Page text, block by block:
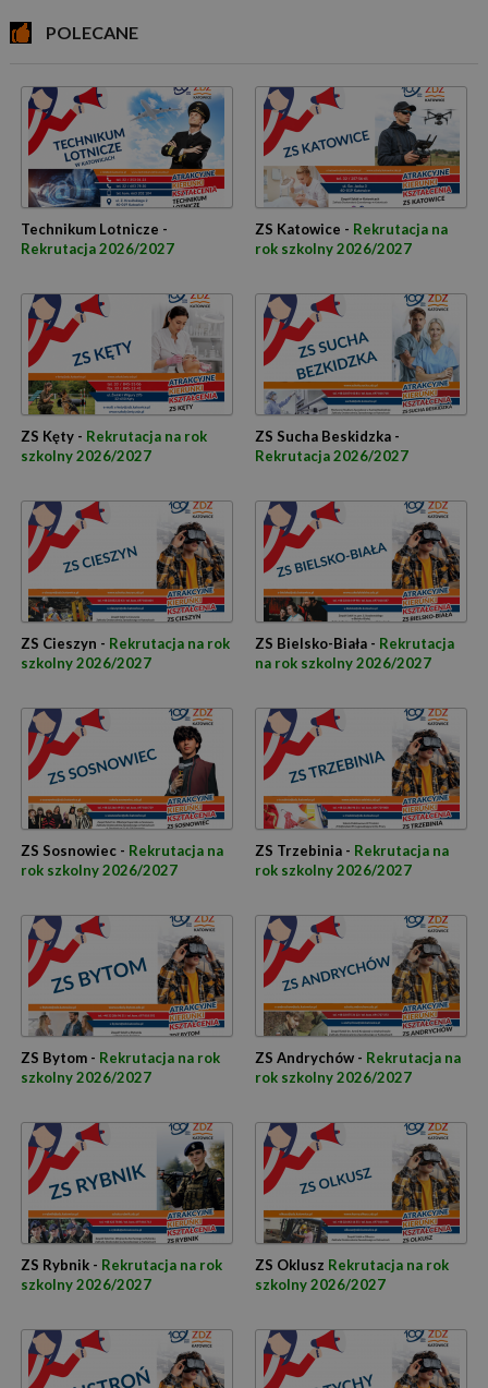
POLECANE
Technikum Lotnicze -
Rekrutacja 2026/2027
ZS Katowice - Rekrutacja na
rok szkolny 2026/2027
ZS Kęty - Rekrutacja na rok
szkolny 2026/2027
ZS Sucha Beskidzka -
Rekrutacja 2026/2027
ZS Cieszyn - Rekrutacja na rok
szkolny 2026/2027
ZS Bielsko-Biała - Rekrutacja
na rok szkolny 2026/2027
ZS Sosnowiec - Rekrutacja na
rok szkolny 2026/2027
ZS Trzebinia - Rekrutacja na
rok szkolny 2026/2027
ZS Bytom - Rekrutacja na rok
szkolny 2026/2027
ZS Andrychów - Rekrutacja na
rok szkolny 2026/2027
ZS Rybnik - Rekrutacja na rok
szkolny 2026/2027
ZS Oklusz Rekrutacja na rok
szkolny 2026/2027